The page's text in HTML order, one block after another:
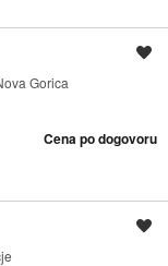
Gorica
Cena po dogovoru